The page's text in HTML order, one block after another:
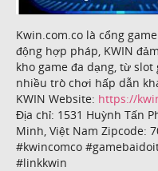
Kwin.com.co là cổng
động hợp pháp, KWIN
kho game đa dạng, từ
nhiều trò chơi hấp dẫn
KWIN Website: https://
Địa chỉ: 1531 Huỳnh Tấn
Minh, Việt Nam Zipcode:
#kwincomco
#linkkwin